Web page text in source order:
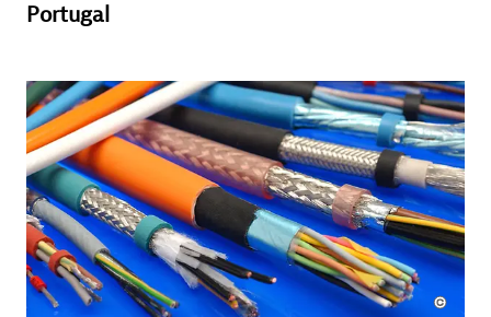
Portugal